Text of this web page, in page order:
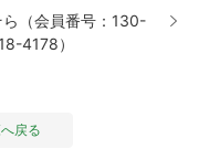
ら（会員番号：130-
4178）
戻る